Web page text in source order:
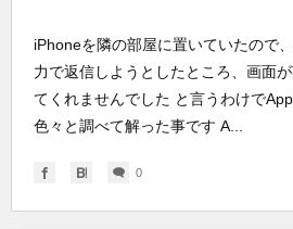
iPhoneを隣の部屋に置いていたので
力で返信しようとしたところ、画面
てくれませんでした と言うわけで
色々と調べて解った事です A...
0